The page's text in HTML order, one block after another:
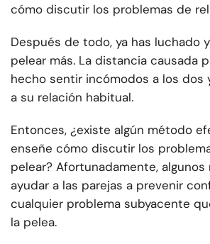
cómo discutir los problemas de
Después de todo, ya has luchado
pelear más. La distancia causada
hecho sentir incómodos a los dos
a su relación habitual.
Entonces, ¿existe algún método
enseñe cómo discutir los
pelear? Afortunadamente,
ayudar a las parejas a prevenir
cualquier problema subyacente
la pelea.